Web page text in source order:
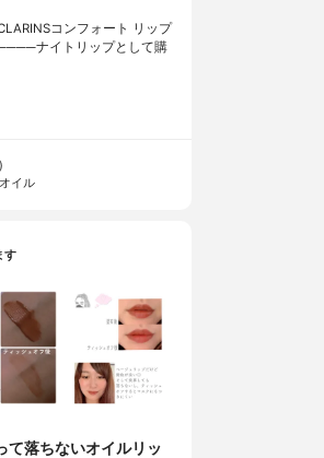
コンフォート リップ
ナイトリップとして購
イル
す
て落ちないオイルリッ